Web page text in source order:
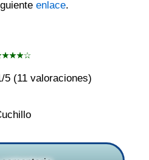
enlace.
/5 (11valoraciones)